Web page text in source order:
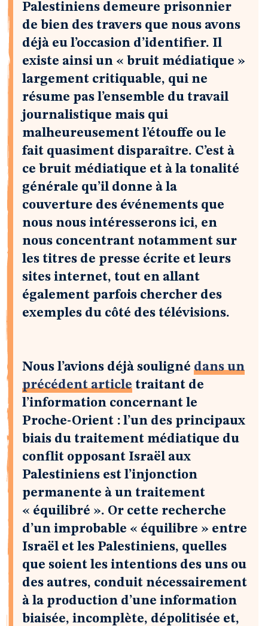
Palestiniens demeure prisonnier
de bien des travers que nous avons
déjà eu l’occasion d’identifier. Il
existe ainsi un « bruit médiatique »
largement critiquable, qui ne
résume pas l’ensemble du travail
journalistique mais qui
malheureusement l’étouffe ou le
fait quasiment disparaître. C’est à
ce bruit médiatique et à la tonalité
générale qu’il donne à la
couverture des événements que
nous nous intéresserons ici, en
nous concentrant notamment sur
les titres de presse écrite et leurs
sites internet, tout en allant
également parfois chercher des
exemples du côté des télévisions.
Nous l’avions déjà souligné dans un
précédent article traitant de
l’information concernant le
Proche-Orient : l’un des principaux
biais du traitement médiatique du
conflit opposant Israël aux
Palestiniens est l’injonction
permanente à un traitement
« équilibré ». Or cette recherche
d’un improbable « équilibre » entre
Israël et les Palestiniens, quelles
que soient les intentions des uns ou
des autres, conduit nécessairement
à la production d’une information
biaisée, incomplète, dépolitisée et,